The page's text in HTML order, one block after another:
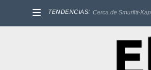
TENDENCIAS: Cerca de Smurfitt-